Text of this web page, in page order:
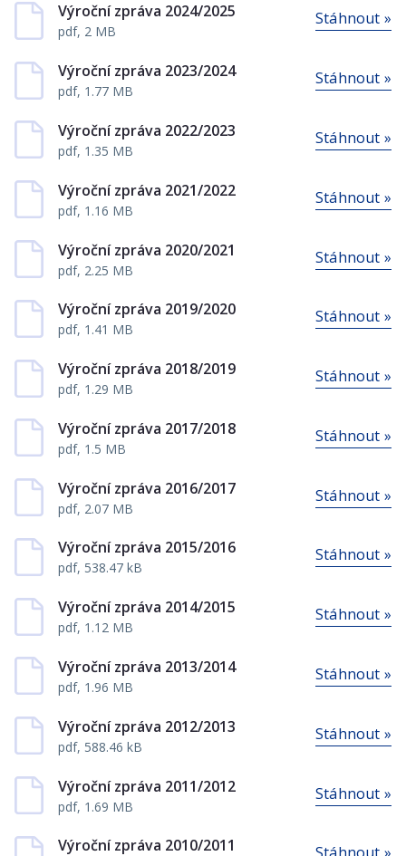
Výroční zpráva 2024/2025
pdf, 2 MB
Stáhnout »
Výroční zpráva 2023/2024
pdf, 1.77 MB
Stáhnout »
Výroční zpráva 2022/2023
pdf, 1.35 MB
Stáhnout »
Výroční zpráva 2021/2022
pdf, 1.16 MB
Stáhnout »
Výroční zpráva 2020/2021
pdf, 2.25 MB
Stáhnout »
Výroční zpráva 2019/2020
pdf, 1.41 MB
Stáhnout »
Výroční zpráva 2018/2019
pdf, 1.29 MB
Stáhnout »
Výroční zpráva 2017/2018
pdf, 1.5 MB
Stáhnout »
Výroční zpráva 2016/2017
pdf, 2.07 MB
Stáhnout »
Výroční zpráva 2015/2016
pdf, 538.47 kB
Stáhnout »
Výroční zpráva 2014/2015
pdf, 1.12 MB
Stáhnout »
Výroční zpráva 2013/2014
pdf, 1.96 MB
Stáhnout »
Výroční zpráva 2012/2013
pdf, 588.46 kB
Stáhnout »
Výroční zpráva 2011/2012
pdf, 1.69 MB
Stáhnout »
Výroční zpráva 2010/2011